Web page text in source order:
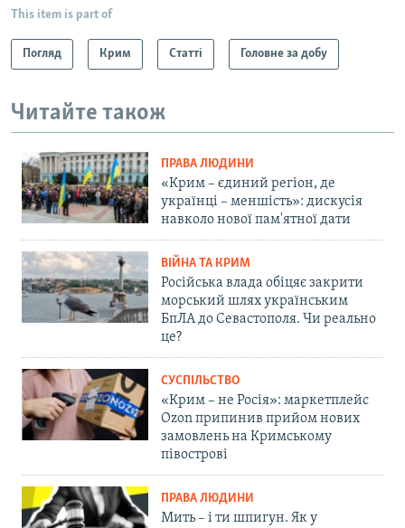
This item is part of
Погляд Крим Статті Головне за добу
Читайте також
ПРАВА ЛЮДИНИ
«Крим – єдиний регіон, де
українці – меншість»: дискусія
навколо нової пам'ятної дати
ВІЙНА ТА КРИМ
Російська влада обіцяє закрити
морський шлях українським
БпЛА до Севастополя. Чи реально
це?
СУСПІЛЬСТВО
«Крим – не Росія»: маркетплейс
Ozon припинив прийом нових
замовлень на Кримському
півострові
ПРАВА ЛЮДИНИ
Мить – і ти шпигун. Як у